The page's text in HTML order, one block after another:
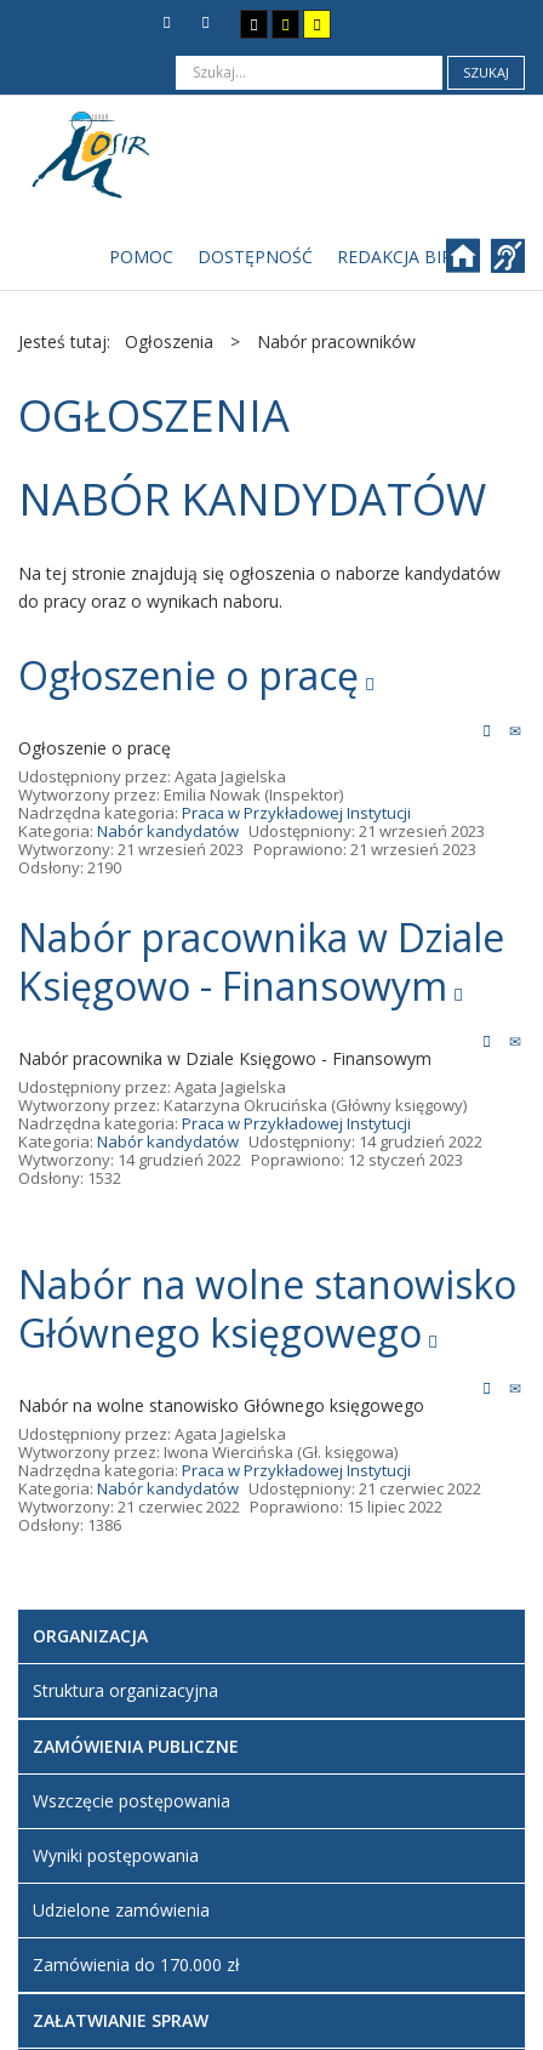
SZUKAJ
POMOC DOSTĘPNOŚĆ REDAKCJA BIP
Jesteś tutaj: Ogłoszenia > Nabór pracowników
OGŁOSZENIA
NABÓR KANDYDATÓW
Na tej stronie znajdują się ogłoszenia o naborze kandydatów
do pracy oraz o wynikach naboru.
Ogłoszenie o pracę
Ogłoszenie o pracę
Udostępniony przez: Agata Jagielska
Wytworzony przez: Emilia Nowak (Inspektor)
Nadrzędna kategoria: Praca w Przykładowej Instytucji
Kategoria: Nabór kandydatów Udostępniony: 21 wrzesień 2023
Wytworzony: 21 wrzesień 2023 Poprawiono: 21 wrzesień 2023
Odsłony: 2190
Nabór pracownika w Dziale
Księgowo - Finansowym
Nabór pracownika w Dziale Księgowo - Finansowym
Udostępniony przez: Agata Jagielska
Wytworzony przez: Katarzyna Okrucińska (Główny księgowy)
Nadrzędna kategoria: Praca w Przykładowej Instytucji
Kategoria: Nabór kandydatów Udostępniony: 14 grudzień 2022
Wytworzony: 14 grudzień 2022 Poprawiono: 12 styczeń 2023
Odsłony: 1532
Nabór na wolne stanowisko
Głównego księgowego
Nabór na wolne stanowisko Głównego księgowego
Udostępniony przez: Agata Jagielska
Wytworzony przez: Iwona Wiercińska (Gł. księgowa)
Nadrzędna kategoria: Praca w Przykładowej Instytucji
Kategoria: Nabór kandydatów Udostępniony: 21 czerwiec 2022
Wytworzony: 21 czerwiec 2022 Poprawiono: 15 lipiec 2022
Odsłony: 1386
ORGANIZACJA
Struktura organizacyjna
ZAMÓWIENIA PUBLICZNE
Wszczęcie postępowania
Wyniki postępowania
Udzielone zamówienia
Zamówienia do 170.000 zł
ZAŁATWIANIE SPRAW